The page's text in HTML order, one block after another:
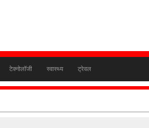
टेक्नोलॉजी स्वास्थ्य ट्रेवल